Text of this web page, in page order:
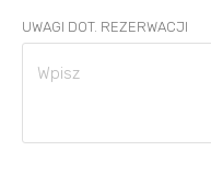
UWAGI DOT. REZERWACJI